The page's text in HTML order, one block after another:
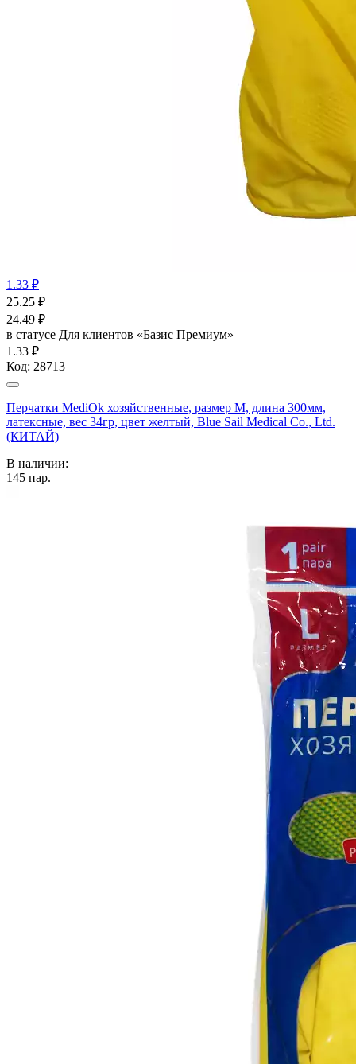
1.33 ₽
25.25 ₽
24.49 ₽
в статусе Для клиентов «Базис Премиум»
1.33 ₽
Код: 28713
Перчатки MediOk хозяйственные, размер M, длина 300мм,
латексные, вес 34гр, цвет желтый, Blue Sail Medical Co., Ltd.
(КИТАЙ)
В наличии:
145 пар.